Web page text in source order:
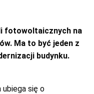
fotowoltaicznych na
Ma to być jeden z
budynku.
ubiega się o